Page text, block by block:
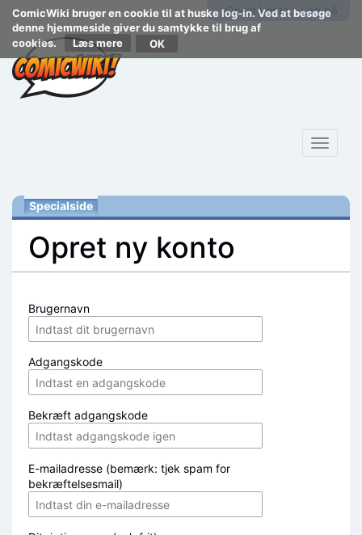
ComicWiki bruger en cookie til at huske log-in. Ved at besøge
denne hjemmeside giver du samtykke til brug af
cookies.
Læs mere
Opret konto Log på
Toggle
Specialside
Opret ny konto
Brugernavn
Adgangskode
Bekræft adgangskode
E-mailadresse (bemærk: tjek spam for
bekræftelsesmail)